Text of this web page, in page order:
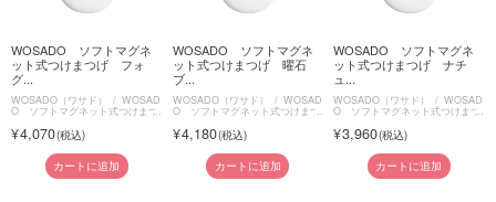
WOSADO ソフトマグネ
ット式つけまつげ フォ
グ...
WOSADO（ワサド） WOSAD
O ソフトマグネット式つけまつ
4,070
カートに追加
WOSADO ソフトマグネ
ット式つけまつげ 曜石
ブ...
WOSADO（ワサド） WOSAD
O ソフトマグネット式つけまつ
4,180
カートに追加
WOSADO ソフトマグネ
ット式つけまつげ ナチ
ュ...
WOSADO（ワサド） WOSAD
O ソフトマグネット式つけまつ
3,960
カートに追加